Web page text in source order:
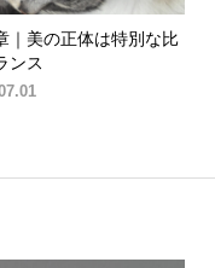
｜美の正体は特別な比
ンス